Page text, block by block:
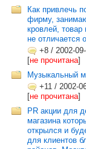
Как привлечь
фирму,
кровлей, товар
не отличается
+8 / 2002-
[не прочитана]
Музыкальный
+11 / 2002-
[не прочитана]
PR акции для
магазина
открылся и
для клиентов